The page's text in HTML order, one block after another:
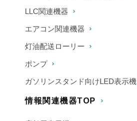
LLC関連機器
エアコン関連機器
灯油配送ローリー
ポンプ
ガソリンスタンド向けLED表示機
情報関連機器TOP